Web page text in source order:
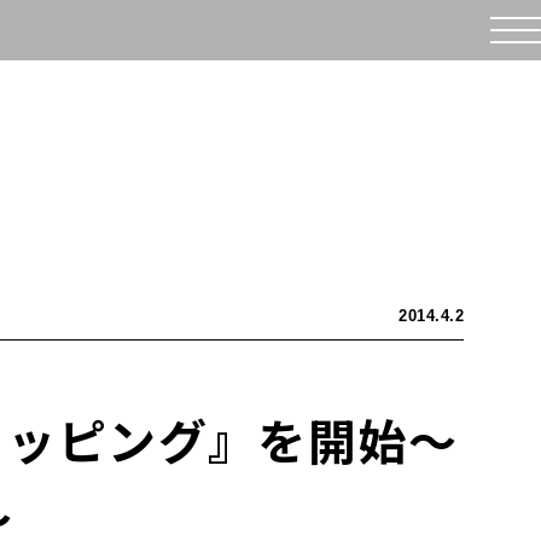
2014.4.2
ピング』を開始～